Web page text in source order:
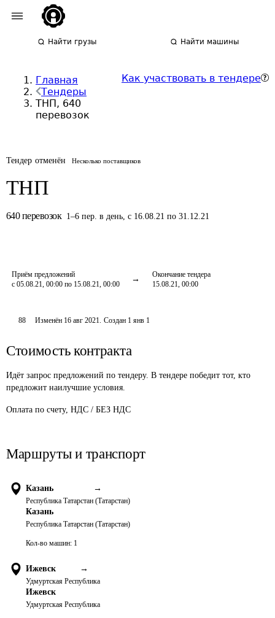
Найти грузы Найти машины
Главная
Тендеры
ТНП, 640
перевозок
Как участвовать в тендере
Тендер отменён Несколько поставщиков
ТНП
640 перевозок 1–6 пер. в день,с 16.08.21 по 31.12.21
Приём предложений
с 05.08.21, 00:00 по 15.08.21, 00:00
Окончание тендера
15.08.21, 00:00
88 Изменён 16 авг 2021. Создан 1 янв 1
Стоимость контракта
Идёт запрос предложений по тендеру. В тендере победит тот, кто
предложит наилучшие условия.
Оплата по счету, НДС / БЕЗ НДС
Маршруты и транспорт
Казань →
Республика Татарстан (Татарстан)
Казань
Республика Татарстан (Татарстан)
Кол-во машин: 1
Ижевск →
Удмуртская Республика
Ижевск
Удмуртская Республика